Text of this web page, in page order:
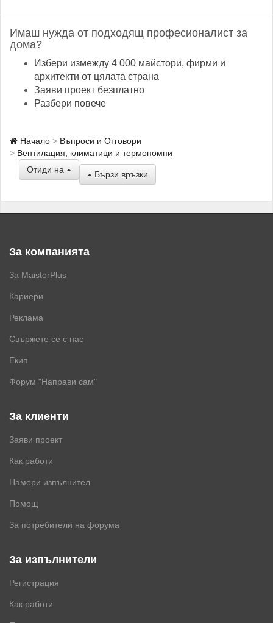
Имаш нужда от подходящ професионалист за
дома?
Избери измежду 4 000 майстори, фирми и
архитекти от цялата страна
Заяви проект безплатно
Разбери повече
Начало
Въпроси и Отговори
Вентилация, климатици и термопомпи
Отиди на
Бързи връзки
За компанията
За MaistorPlus
Кариери
Реклама
Свържете се с нас
Екип
Форум "Направи сам"
За клиенти
Заяви проект
Как работи
Намери изпълнител
Помощ
За потребители на форума
За изпълнители
Регистрация
Как работи